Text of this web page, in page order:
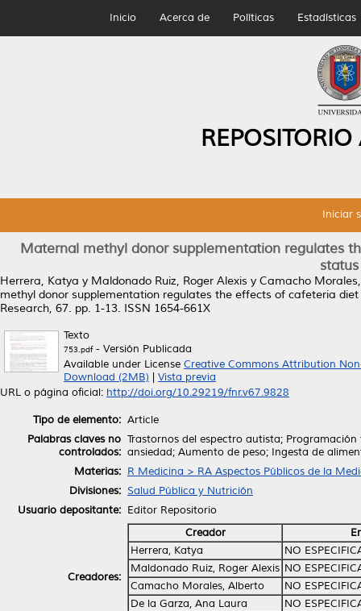
Inicio Acerca de Políticas Estadísticas
Iniciar
Maternal methyl donor supplementation regulates
Herrera, Katya y Maldonado Ruiz, Roger Alexis y Camacho
methyl donor supplementation regulates the effects of cafeteria
Research, 67. pp. 1-13. ISSN 1654-661X
Texto
753.pdf- Versión Publicada
Available under License Creative Commons Attribution
Download (2MB)
Vista previa
URL o página oficial: http://doi.org/10.29219/fnr.v67.9828
Tipo de elemento: Article
Palabras claves no
controlados:
Trastornos del espectro autista;
ansiedad; Aumento de peso; Ingesta de
Materias: R Medicina > RA Aspectos Públicos de la
Divisiones: Salud Pública y Nutrición
Usuario depositante: Editor Repositorio
Creadores:
Creador
Herrera, Katya
NO
Maldonado Ruiz, Roger Alexis NO
Camacho Morales, Alberto
NO
De la Garza, Ana Laura
NO